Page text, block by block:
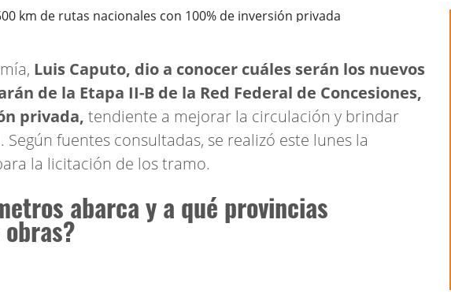
Luis Caputo, dio a conocer cuáles serán los nuevos
de la Etapa II-B de la Red Federal de Concesiones,
privada, tendiente a mejorar la circulación y brindar
Según fuentes consultadas, se realizó este lunes la
la licitación de los tramo.
abarca y a qué provincias